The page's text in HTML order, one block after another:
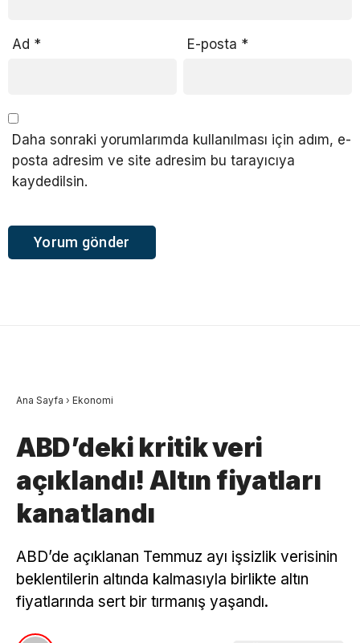
Ad * E-posta *
Daha sonraki yorumlarımda kullanılması için adım, e-
posta adresim ve site adresim bu tarayıcıya
kaydedilsin.
Ana Sayfa › Ekonomi
ABD’deki kritik veri
açıklandı! Altın fiyatları
kanatlandı
ABD’de açıklanan Temmuz ayı işsizlik verisinin
beklentilerin altında kalmasıyla birlikte altın
fiyatlarında sert bir tırmanış yaşandı.